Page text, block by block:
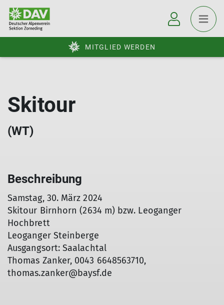
MITGLIED WERDEN
Skitour
(WT)
Beschreibung
Samstag, 30. März 2024
Skitour Birnhorn (2634 m) bzw. Leoganger
Hochbrett
Leoganger Steinberge
Ausgangsort: Saalachtal
Thomas Zanker, 0043 6648563710,
thomas.zanker@baysf.de